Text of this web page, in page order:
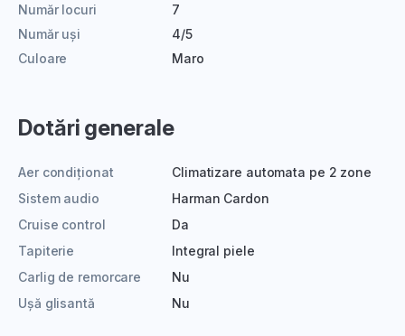
Număr locuri
7
Număr uși
4/5
Culoare
Maro
Dotări generale
Aer condiționat
Climatizare automata pe 2 zone
Sistem audio
Harman Cardon
Cruise control
Da
Tapiterie
Integral piele
Carlig de remorcare
Nu
Ușă glisantă
Nu